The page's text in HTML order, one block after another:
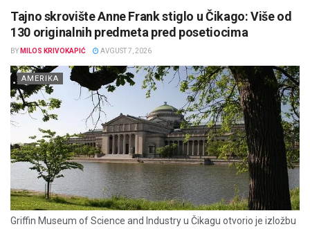
Tajno skrovište Anne Frank stiglo u Čikago: Više od
130 originalnih predmeta pred posetiocima
BY MILOS KRIVOKAPIĆ AVGUST 7, 2026
AMERIKA
Griffin Museum of Science and Industry u Čikagu otvorio je izložbu